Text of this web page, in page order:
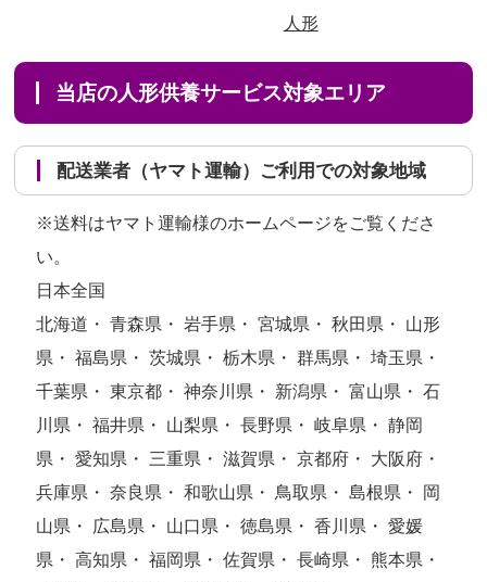
人形
当店の人形供養サービス対象エリア
配送業者（ヤマト運輸）ご利用での対象地域
※送料はヤマト運輸様のホームページをご覧くださ
い。
日本全国
北海道・ 青森県・ 岩手県・ 宮城県・ 秋田県・ 山形
県・ 福島県・ 茨城県・ 栃木県・ 群馬県・ 埼玉県・
千葉県・ 東京都・ 神奈川県・ 新潟県・ 富山県・ 石
川県・ 福井県・ 山梨県・ 長野県・ 岐阜県・ 静岡
県・ 愛知県・ 三重県・ 滋賀県・ 京都府・ 大阪府・
兵庫県・ 奈良県・ 和歌山県・ 鳥取県・ 島根県・ 岡
山県・ 広島県・ 山口県・ 徳島県・ 香川県・ 愛媛
県・ 高知県・ 福岡県・ 佐賀県・ 長崎県・ 熊本県・